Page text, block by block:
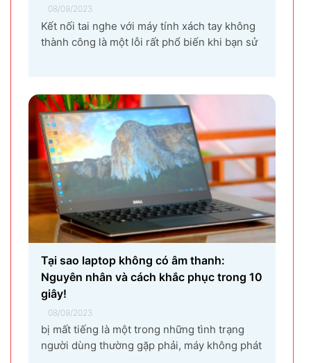
08/09/2023
Kết nối tai nghe với máy tính xách tay không
thành công là một lỗi rất phổ biến khi bạn sử
máy tính...
Tại sao laptop không có âm thanh:
Nguyên nhân và cách khắc phục trong 10
giây!
08/09/2023
bị mất tiếng là một trong những tình trạng
người dùng thường gặp phải, máy không phát